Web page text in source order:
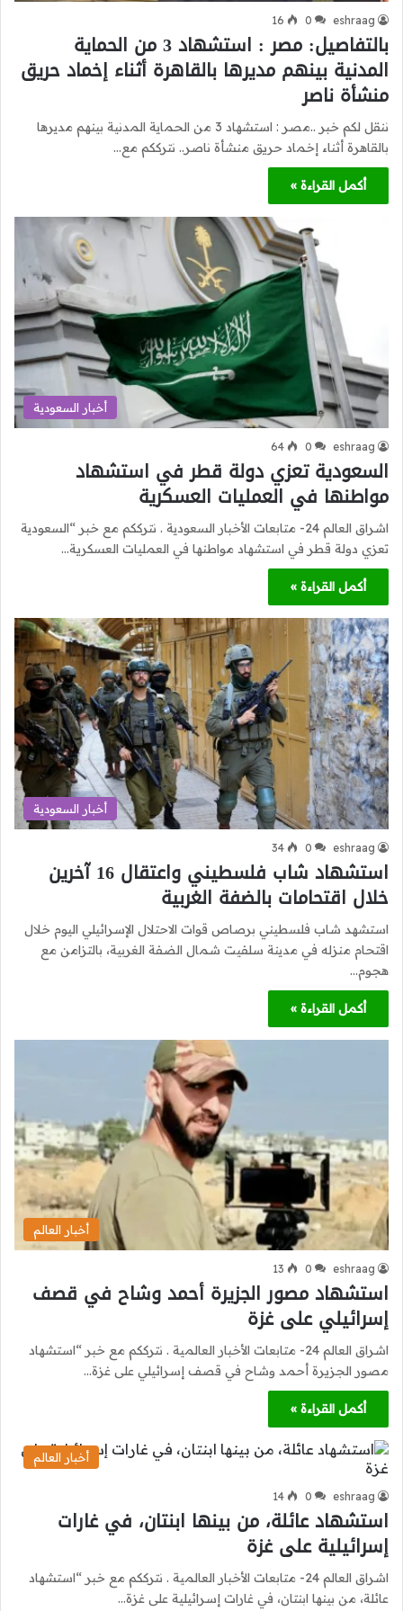
eshraag
0
16
بالتفاصيل: مصر : استشهاد 3 من الحماية
المدنية بينهم مديرها بالقاهرة أثناء إخماد حريق
منشأة ناصر
ننقل لكم خبر ..مصر : استشهاد 3 من الحماية المدنية بينهم مديرها
بالقاهرة أثناء إخماد حريق منشأة ناصر.. نترككم مع…
أكمل القراءة »
أخبار السعودية
eshraag
0
64
السعودية تعزي دولة قطر في استشهاد
مواطنها في العمليات العسكرية
اشراق العالم 24- متابعات الأخبار السعودية . نترككم مع خبر “السعودية
تعزي دولة قطر في استشهاد مواطنها في العمليات العسكرية…
أكمل القراءة »
أخبار السعودية
eshraag
0
34
استشهاد شاب فلسطيني واعتقال 16 آخرين
خلال اقتحامات بالضفة الغربية
استشهد شاب فلسطيني برصاص قوات الاحتلال الإسرائيلي اليوم خلال
اقتحام منزله في مدينة سلفيت شمال الضفة الغربية، بالتزامن مع
هجوم…
أكمل القراءة »
أخبار العالم
eshraag
0
13
استشهاد مصور الجزيرة أحمد وشاح في قصف
إسرائيلي على غزة
اشراق العالم 24- متابعات الأخبار العالمية . نترككم مع خبر “استشهاد
مصور الجزيرة أحمد وشاح في قصف إسرائيلي على غزة…
أكمل القراءة »
أخبار العالم
eshraag
0
14
استشهاد عائلة، من بينها ابنتان، في غارات
إسرائيلية على غزة
اشراق العالم 24- متابعات الأخبار العالمية . نترككم مع خبر “استشهاد
عائلة، من بينها ابنتان، في غارات إسرائيلية على غزة…